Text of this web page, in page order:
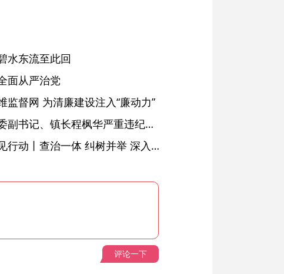
水东流至此回
面从严治党
监督网 为清廉建设注入“廉动力”
绩溪县长安镇原党委副书记、镇长程枫华严重违纪违法被开除党籍和公职
落实五次全会精神见行动丨查治一体 纠树并举 深入推进风腐同查同治
评论一下